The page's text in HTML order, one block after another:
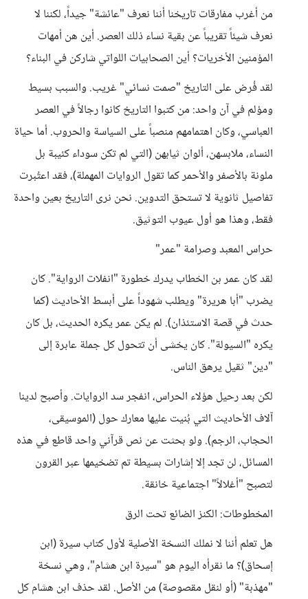
من أغرب مفارقات تاريخنا أننا نعرف "عائشة" جيداً، لكننا لا
نعرف شيئاً تقريباً عن بقية نساء ذلك العصر. أين هن أمهات
المؤمنين الأخريات؟ أين الصحابيات اللواتي شاركن في البناء؟
لقد فُرض على التاريخ "صمت نسائي" غريب. والسبب بسيط
ومؤلم في آن واحد: من كتبوا التاريخ كانوا رجالاً في العصر
العباسي، وكان اهتمامهم منصباً على السياسة والحروب. أما حياة
النساء، ملابسهن، ألوان ثيابهن (التي لم تكن سوداء كئيبة بل
ملونة بالأصفر والأحمر كما تقول الروايات المهملة)، فقد اعتُبرت
تفاصيل ثانوية لا تستحق التدوين. نحن نرى التاريخ بعين واحدة
فقط، وهذا هو أول عيوب التوثيق.
حراس المعبد وصرامة "عمر"
لقد كان عمر بن الخطاب يدرك خطورة "انفلات الرواية". كان
يضرب "أبا هريرة" ويطلب شهوداً على أبسط الأحاديث (كما
حدث في قصة الاستئذان). لم يكن عمر يكره الحديث، بل كان
يكره "السيولة". كان يخشى أن تتحول كل جملة عابرة إلى
"دين" ثقيل يرهق الناس.
لكن بعد رحيل هؤلاء الحراس، انفجر سد الروايات. وأصبح لدينا
آلاف الأحاديث التي بُنيت عليها معارك حول (الموسيقى،
الحجاب، الرجم). ولو بحثت عن نص قرآني واحد قاطع في هذه
المسائل، لن تجد إلا إشارات بسيطة تم تضخيمها عبر القرون
لتصبح "أغلالاً" اجتماعية خانقة.
المخطوطات: الكنز الضائع تحت الرق
هل تعلم أننا لا نملك النسخة الأصلية لأول كتاب سيرة (ابن
إسحاق)؟ ما نقرأه اليوم هو "سيرة ابن هشام"، وهي نسخة
"مهذبة" (أو لنقل مقصوصة) من الأصل. لقد حذف ابن هشام كل